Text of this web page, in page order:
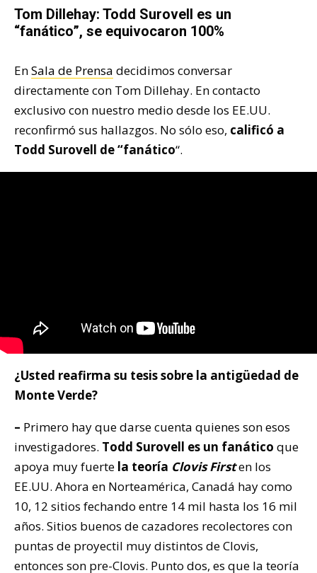
Tom Dillehay: Todd Surovell es un
“fanático”, se equivocaron 100%
EnSala de Prensa decidimos conversar
directamente con Tom Dillehay. En contacto
exclusivo con nuestro medio desde los EE.UU.
reconfirmó sus hallazgos. No sólo eso, calificó a
Todd Surovell de “fanático“.
¿Usted reafirma su tesis sobre la antigüedad de
Monte Verde?
– Primero hay que darse cuenta quienes son esos
investigadores. Todd Surovell es un fanático que
apoya muy fuerte la teoría Clovis Firsten los
EE.UU. Ahora en Norteamérica, Canadá hay como
10, 12 sitios fechando entre 14 mil hasta los 16 mil
años. Sitios buenos de cazadores recolectores con
puntas de proyectil muy distintos de Clovis,
entonces son pre-Clovis. Punto dos, es que la teoría